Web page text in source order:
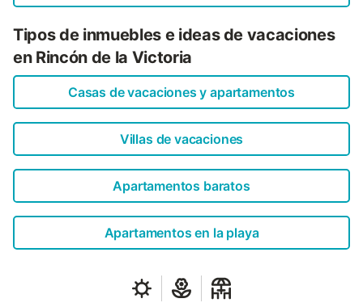
Tipos de inmuebles e ideas de vacaciones
en Rincón de la Victoria
Casas de vacaciones y apartamentos
Villas de vacaciones
Apartamentos baratos
Apartamentos en la playa